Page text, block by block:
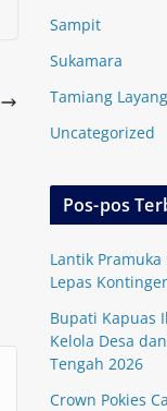
Sampit
Sukamara
Tamiang Layang
Uncategorized
Pos-pos
Lantik
Lepas
Bupati Kapuas
Kelola Desa
Tengah 2026
Crown Pokies